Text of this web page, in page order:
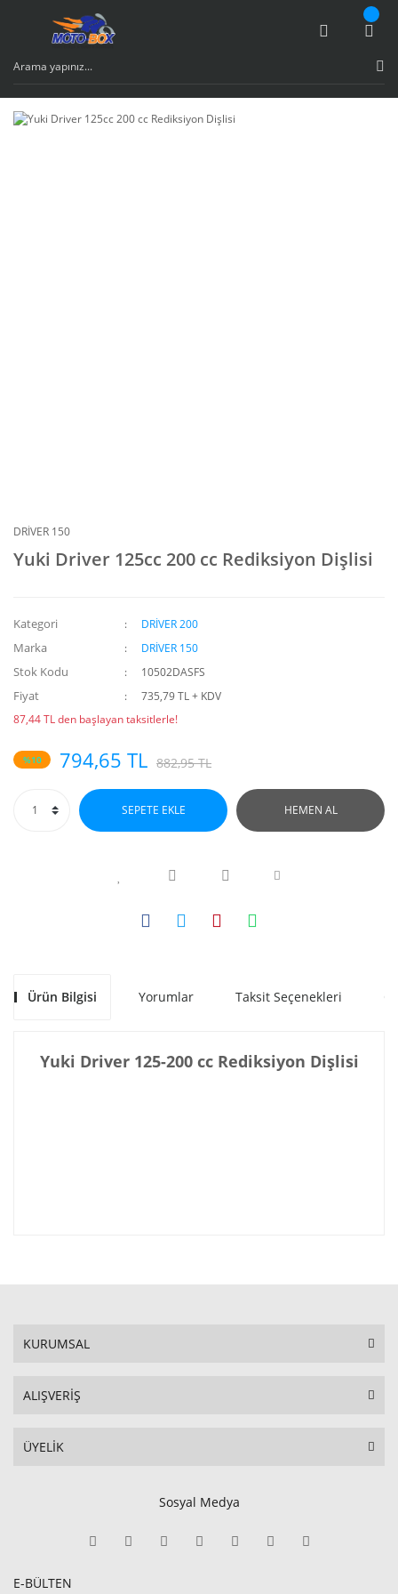
DRİVER 150
Yuki Driver 125cc 200 cc Rediksiyon Dişlisi
Kategori DRİVER 200
Marka DRİVER 150
Stok Kodu 10502DASFS
Fiyat
735,79 TL + KDV
87,44 TL den başlayan taksitlerle!
%10 794,65 TL 882,95 TL
SEPETE EKLE HEMEN AL
Ürün Bilgisi Yorumlar Taksit Seçenekleri
Yuki Driver 125-200 cc Rediksiyon Dişlisi
KURUMSAL
ALIŞVERİŞ
ÜYELİK
Sosyal Medya
E-BÜLTEN